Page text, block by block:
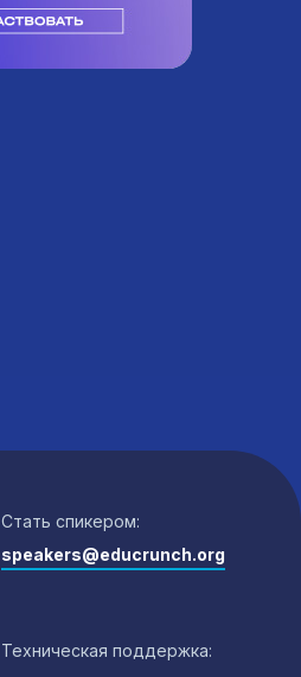
Стать спикером:
speakers@educrunch.org
Техническая поддержка: